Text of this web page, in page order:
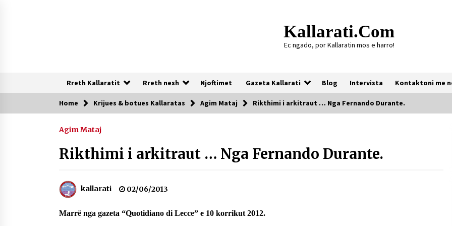
Kallarati.com
Ec ngado, por Kallaratin mos e harro!
Rreth Kallaratit Rreth nesh Njoftimet Gazeta Kallarati Blog Intervista Kontaktoni me
Te rejat
SË SHOQATËS “KALLARATI”
16/07/2026
07/07/2026
NË KALLARAT, NË “FSHATIN E
DJEGUR” U ZHVILLUA EDICIONI I
26/05/2026
Home Krijues & botues Kallaratas Agim Mataj Rikthimi i arkitraut … Nga Fernando Durante.
Agim Mataj
Rikthimi i arkitraut … Nga Fernando Durante.
kallarati 02/06/2013
Marrë nga gazeta “Quotidiano di Lecce” e 10 korrikut 2012.